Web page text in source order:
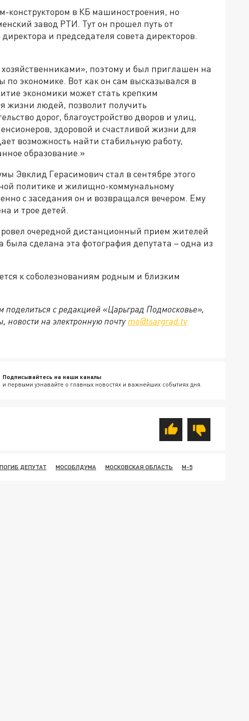
конструктором в КБ машиностроения, но
завод РТИ. Тут он прошел путь от
и председателя совета директоров.
поэтому и был приглашен на
экономике. Вот как он сам высказывался в
экономики может стать крепким
людей, позволит получить
дорог, благоустройство дворов и улиц,
здоровой и счастливой жизни для
возможность найти стабильную работу,
образование.»
Эвклид Герасимович стал в сентябре этого
политике и жилищно-коммунальному
с заседания он и возвращался вечером. Ему
и трое детей.
очередной дистанционный прием жителей
была сделана эта фотография депутата – одна из
к соболезнованиям родным и близким
поделиться с редакцией «Царьград Подмосковье»,
на электронную почту mo@tsargrad.tv
Подписывайтесь на наши каналы
и первыми узнавайте о главных новостях и важнейших событиях дня.
ПОГИБ ДЕПУТАТ МОСОБЛДУМА МОСКОВСКАЯ ОБЛАСТЬ М-5